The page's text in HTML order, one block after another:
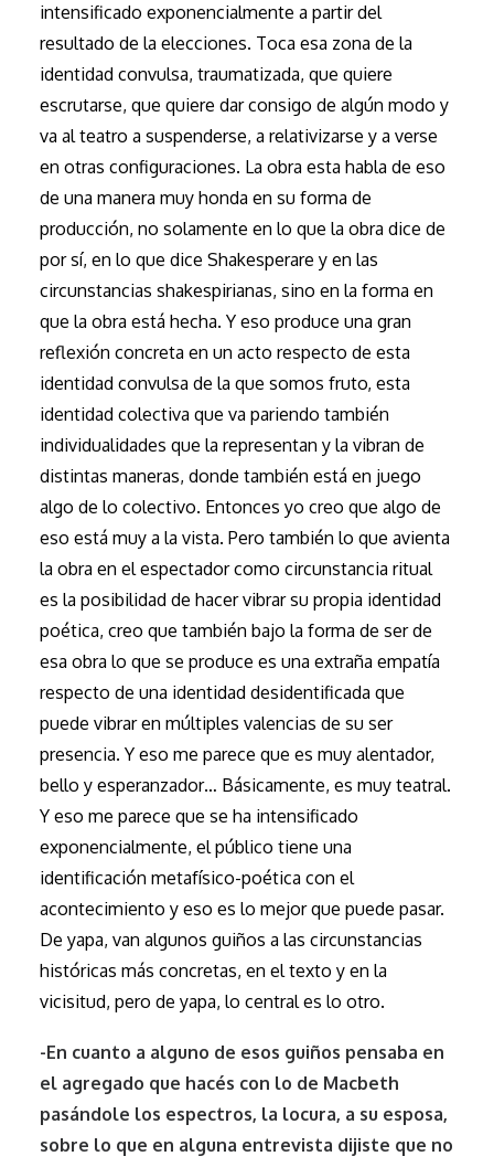
intensificado exponencialmente a partir del
resultado de la elecciones. Toca esa zona de la
identidad convulsa, traumatizada, que quiere
escrutarse, que quiere dar consigo de algún modo y
va al teatro a suspenderse, a relativizarse y a verse
en otras configuraciones. La obra esta habla de eso
de una manera muy honda en su forma de
producción, no solamente en lo que la obra dice de
por sí, en lo que dice Shakesperare y en las
circunstancias shakespirianas, sino en la forma en
que la obra está hecha. Y eso produce una gran
reflexión concreta en un acto respecto de esta
identidad convulsa de la que somos fruto, esta
identidad colectiva que va pariendo también
individualidades que la representan y la vibran de
distintas maneras, donde también está en juego
algo de lo colectivo. Entonces yo creo que algo de
eso está muy a la vista. Pero también lo que avienta
la obra en el espectador como circunstancia ritual
es la posibilidad de hacer vibrar su propia identidad
poética, creo que también bajo la forma de ser de
esa obra lo que se produce es una extraña empatía
respecto de una identidad desidentificada que
puede vibrar en múltiples valencias de su ser
presencia. Y eso me parece que es muy alentador,
bello y esperanzador… Básicamente, es muy teatral.
Y eso me parece que se ha intensificado
exponencialmente, el público tiene una
identificación metafísico-poética con el
acontecimiento y eso es lo mejor que puede pasar.
De yapa, van algunos guiños a las circunstancias
históricas más concretas, en el texto y en la
vicisitud, pero de yapa, lo central es lo otro.
-En cuanto a alguno de esos guiños pensaba en
el agregado que hacés con lo de Macbeth
pasándole los espectros, la locura, a su esposa,
sobre lo que en alguna entrevista dijiste que no